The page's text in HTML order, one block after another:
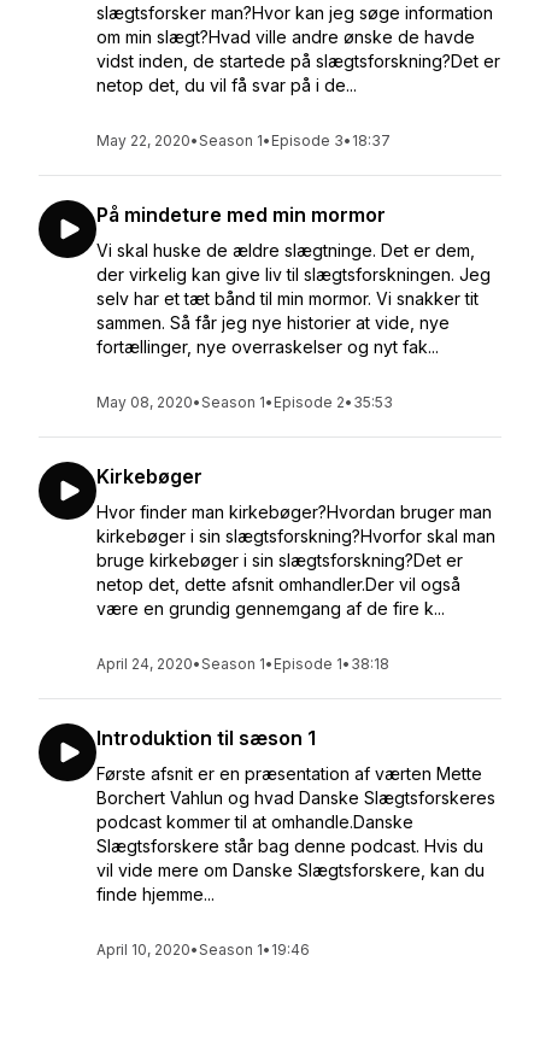
slægtsforsker man?Hvor kan jeg søge information
om min slægt?Hvad ville andre ønske de havde
vidst inden, de startede på slægtsforskning?Det er
netop det, du vil få svar på i de...
May 22, 2020•Season 1• Episode 3• 18:37
På mindeture med min mormor
Vi skal huske de ældre slægtninge. Det er dem,
der virkelig kan give liv til slægtsforskningen. Jeg
selv har et tæt bånd til min mormor. Vi snakker tit
sammen. Så får jeg nye historier at vide, nye
fortællinger, nye overraskelser og nyt fak...
May 08, 2020•Season 1• Episode 2• 35:53
Kirkebøger
Hvor finder man kirkebøger?Hvordan bruger man
kirkebøger i sin slægtsforskning?Hvorfor skal man
bruge kirkebøger i sin slægtsforskning?Det er
netop det, dette afsnit omhandler.Der vil også
være en grundig gennemgang af de fire k...
April 24, 2020•Season 1• Episode 1• 38:18
Introduktion til sæson 1
Første afsnit er en præsentation af værten Mette
Borchert Vahlun og hvad Danske Slægtsforskeres
podcast kommer til at omhandle.Danske
Slægtsforskere står bag denne podcast. Hvis du
vil vide mere om Danske Slægtsforskere, kan du
finde hjemme...
April 10, 2020•Season 1• 19:46